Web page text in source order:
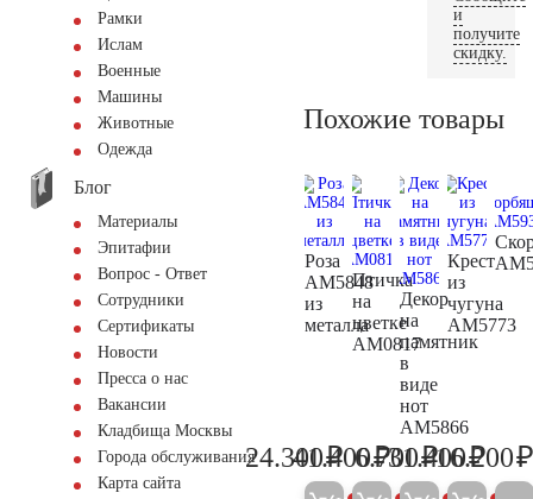
Рамки
Ислам
Военные
Машины
Животные
Одежда
Блог
Материалы
Эпитафии
Вопрос - Ответ
Сотрудники
Сертификаты
Новости
Пресса о нас
Вакансии
Кладбища Москвы
Города обслуживания
Карта сайта
и
получите
скидку.
Похожие товары
Роза
AM5848
из
металла
25.600
24.300₽
Птичка
на
цветке
AM0817
43.600
41.400₽
Декор
на
памятник
в
виде
нот
AM5866
7.100
6.700₽
Крест
из
чугуна
AM5773
31.400₽
16.200₽